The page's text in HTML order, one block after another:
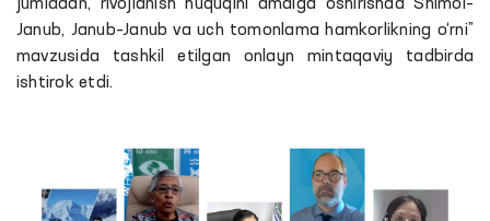
jumladan, rivojlanish huquqini amalga oshirishda Shimol–
Janub, Janub–Janub va uch tomonlama hamkorlikning o‘rni”
mavzusida tashkil etilgan onlayn mintaqaviy tadbirda
ishtirok etdi.